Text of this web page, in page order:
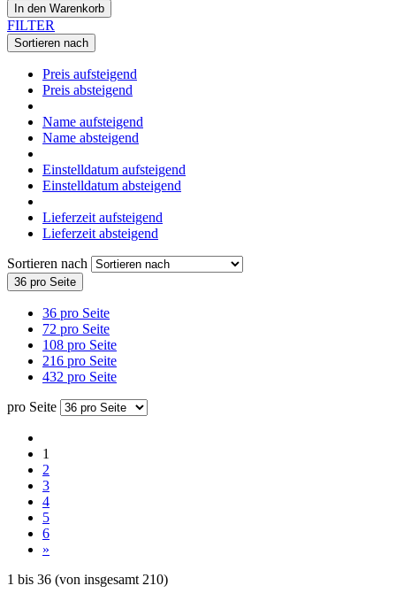
In den Warenkorb
FILTER
Sortieren nach
Preis aufsteigend
Preis absteigend
Name aufsteigend
Name absteigend
Einstelldatum aufsteigend
Einstelldatum absteigend
Lieferzeit aufsteigend
Lieferzeit absteigend
Sortieren nach
36 pro Seite
36 pro Seite
72 pro Seite
108 pro Seite
216 pro Seite
432 pro Seite
pro Seite
1
2
3
4
5
6
»
1 bis 36 (von insgesamt210)